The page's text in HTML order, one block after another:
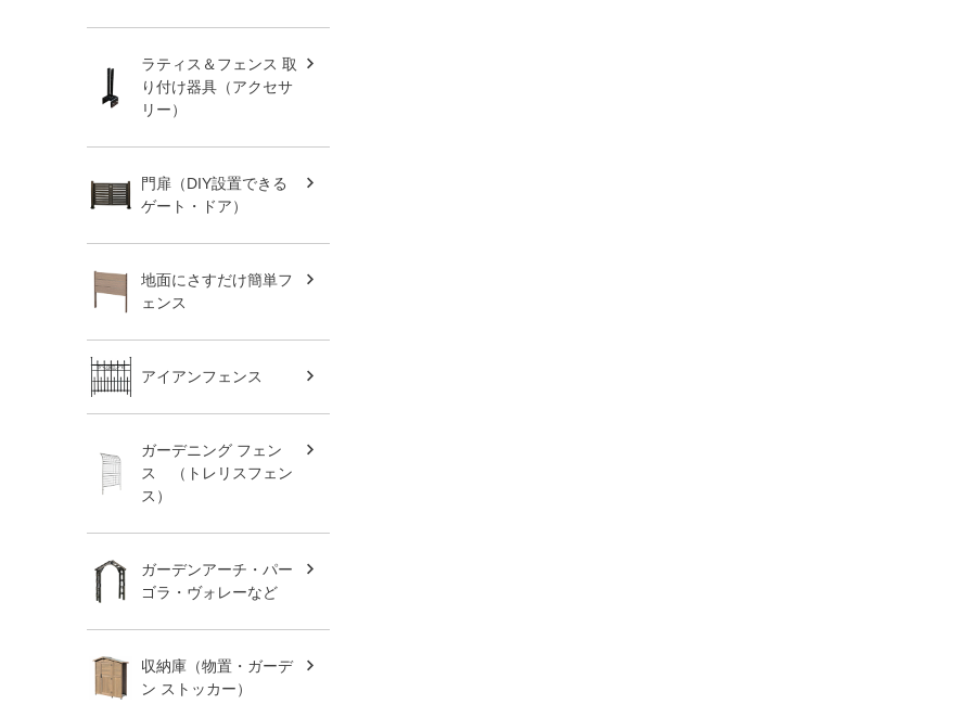
ラティス＆フェンス 取
り付け器具（アクセサ
リー）
門扉（DIY設置できる
ゲート・ドア）
地面にさすだけ簡単フ
ェンス
アイアンフェンス
ガーデニング フェン
ス （トレリスフェン
ス）
ガーデンアーチ・パー
ゴラ・ヴォレーなど
収納庫（物置・ガーデ
ン ストッカー）